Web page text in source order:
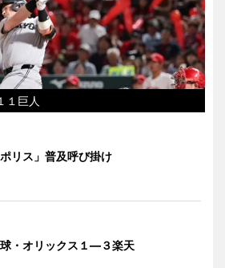
１巨人
ポリス」普及呼び掛け
・オリックス１―３楽天